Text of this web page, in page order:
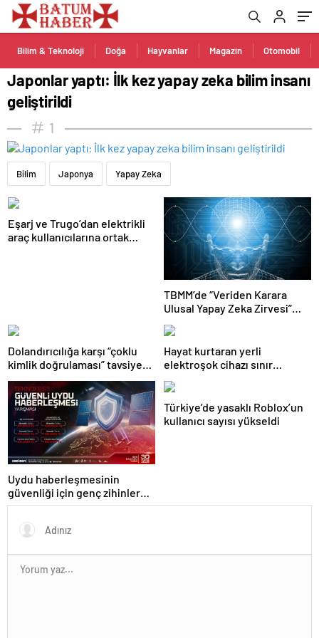
Bilim & Teknoloji Doğa Hayvanlar Magazin Otomobil
Japonlar yaptı: İlk kez yapay zeka bilim insanı
geliştirildi
1
Bilim Japonya Yapay Zeka
Eşarj ve Trugo’dan elektrikli
araç kullanıcılarına ortak
TBMM’de “Veriden Karara
Ulusal Yapay Zeka Zirvesi”
başladı
Dolandırıcılığa karşı “çoklu
kimlik doğrulaması” tavsiye
ediliyor
Hayat kurtaran yerli
elektroşok cihazı sınır
kapısında da görevde
Uydu haberleşmesinin
güvenliği için genç zihinler
TEKNOFEST’te yarışıyor
Türkiye’de yasaklı Roblox’un
kullanıcı sayısı yükseldi